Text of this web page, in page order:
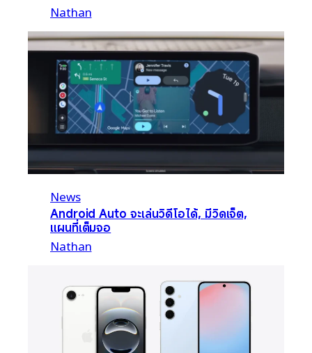
Nathan
News
Android Auto จะเล่นวิดีโอได้, มีวิดเจ็ต,
แผนที่เต็มจอ
Nathan